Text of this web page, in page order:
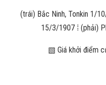
(trái) Bắc Ninh, Tonkin 1/
15/3/1907 ⁞ (phải)
▧ Giá khởi điểm